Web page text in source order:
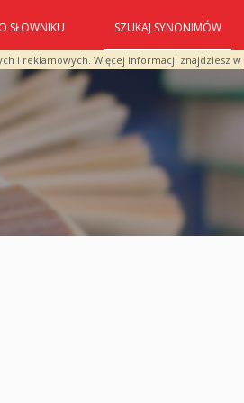
i reklamowych. Więcej informacji znajdziesz w
O SŁOWNIKU SZUKAJ SYNONIMÓW